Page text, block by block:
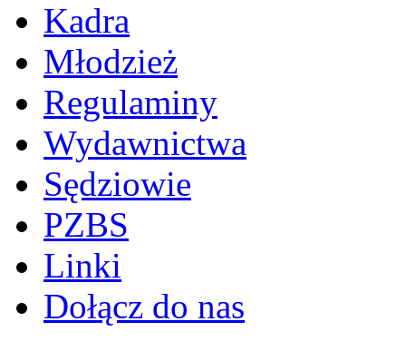
Kadra
Młodzież
Regulaminy
Wydawnictwa
Sędziowie
PZBS
Linki
Dołącz do nas